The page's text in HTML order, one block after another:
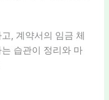
, 계약서의 임금 체
습관이 정리와 마